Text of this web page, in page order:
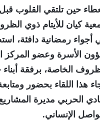
حين تلتقي القلوب
كيان للأيتام ذوي
أجواء رمضانية دافئة،
الأسرة وعضو المركز
الخاصة، برفقة
هذا اللقاء بحضور
الحربي مديرة
الإنساني.